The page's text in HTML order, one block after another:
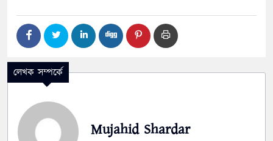
লেখক সম্পর্কে
Mujahid Shardar